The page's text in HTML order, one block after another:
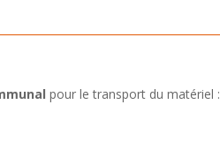
pour le transport du matériel :